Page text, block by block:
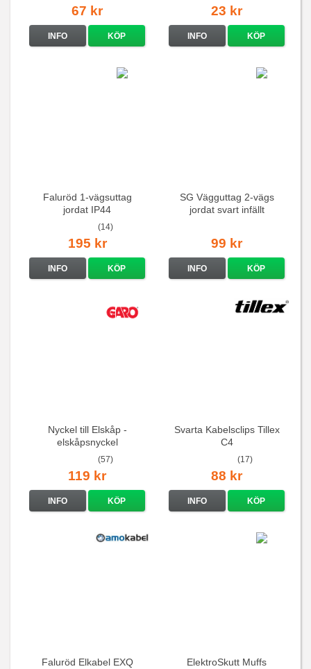
67 kr
INFO KÖP
23 kr
INFO KÖP
Faluröd 1-vägsuttag
jordat IP44
(14)
195 kr
INFO KÖP
SG Vägguttag 2-vägs
jordat svart infällt
99 kr
INFO KÖP
Nyckel till Elskåp -
elskåpsnyckel
(57)
119 kr
INFO KÖP
Svarta Kabelsclips Tillex
C4
(17)
88 kr
INFO KÖP
Faluröd Elkabel EXQ
ElektroSkutt Muffs